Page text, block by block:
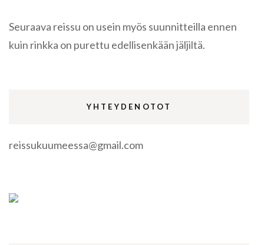
Seuraava reissu on usein myös suunnitteilla ennen
kuin rinkka on purettu edellisenkään jäljiltä.
YHTEYDENOTOT
reissukuumeessa@gmail.com